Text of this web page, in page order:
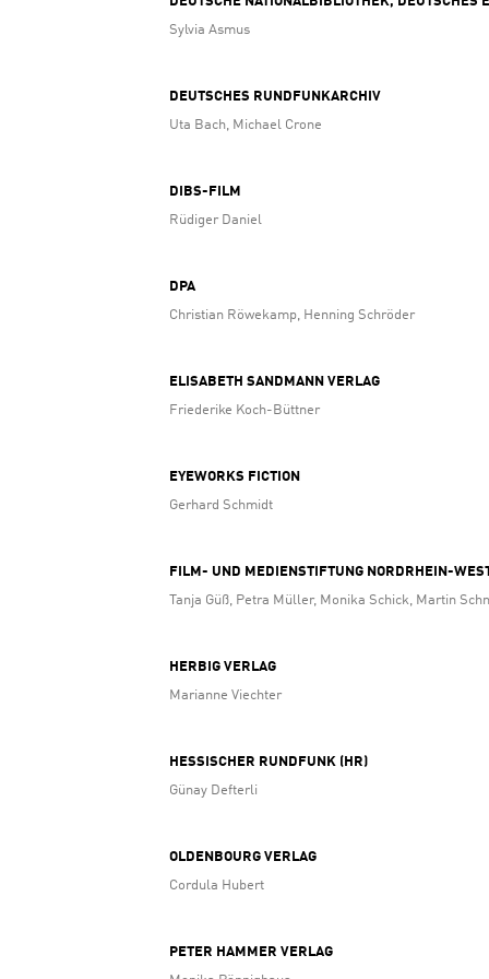
Sylvia Asmus
DEUTSCHES RUNDFUNKARCHIV
Uta Bach, Michael Crone
DIBS-FILM
Rüdiger Daniel
DPA
Christian Röwekamp, Henning Schröder
ELISABETH SANDMANN VERLAG
Friederike Koch-Büttner
EYEWORKS FICTION
Gerhard Schmidt
FILM- UND MEDIENSTIFTUNG NORDRHEIN-
Tanja Güß, Petra Müller, Monika Schick, Martin
HERBIG VERLAG
Marianne Viechter
HESSISCHER RUNDFUNK (HR)
Günay Defterli
OLDENBOURG VERLAG
Cordula Hubert
PETER HAMMER VERLAG